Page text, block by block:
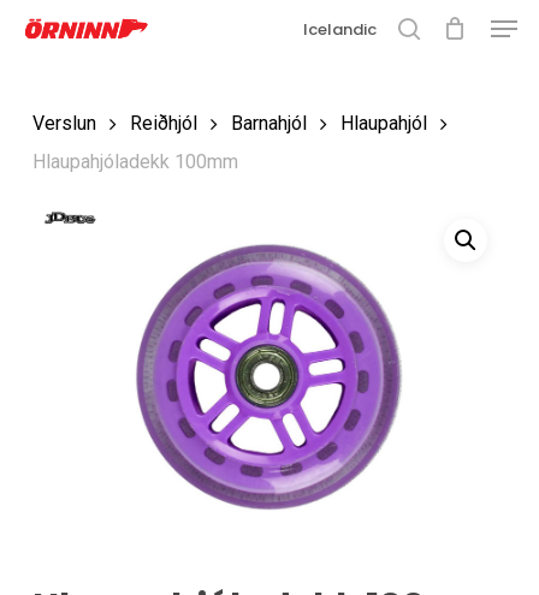
Fara
Icelandic
Verslun Reiðhjól Barnahjól
Hlaupahjól
Hlaupahjóladekk 100mm